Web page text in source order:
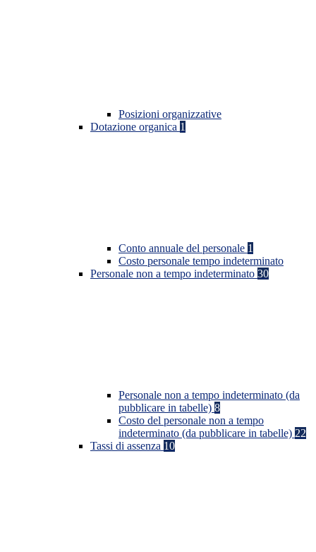
Posizioni organizzative
Dotazione organica 1
Conto annuale del personale 1
Costo personale tempo indeterminato
Personale non a tempo indeterminato 30
Personale non a tempo indeterminato (da
pubblicare in tabelle) 8
Costo del personale non a tempo
indeterminato (da pubblicare in tabelle) 22
Tassi di assenza 10